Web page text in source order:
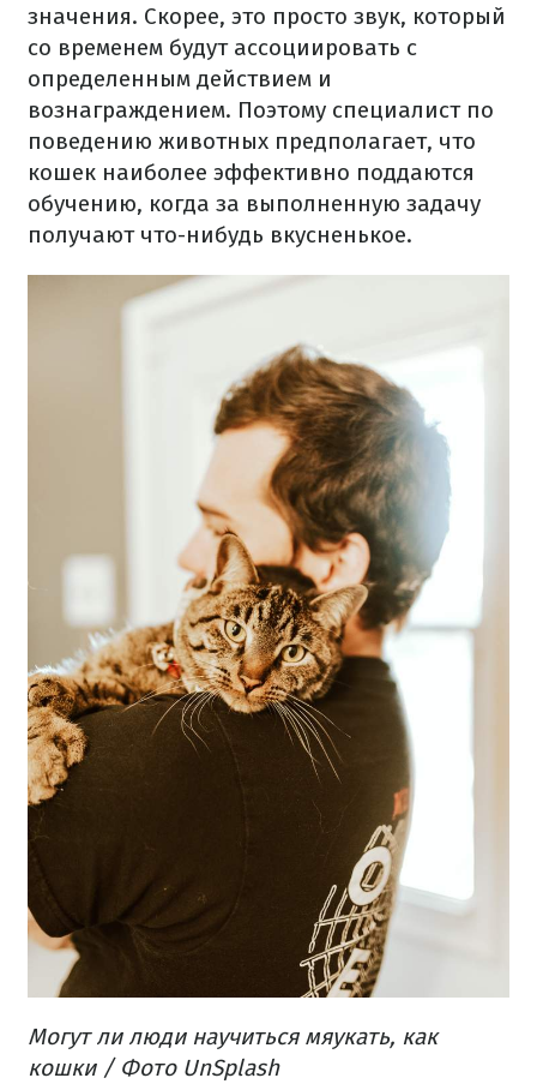
значения. Скорее, это просто звук, который
со временем будут ассоциировать с
определенным действием и
вознаграждением. Поэтому специалист по
поведению животных предполагает, что
кошек наиболее эффективно поддаются
обучению, когда за выполненную задачу
получают что-нибудь вкусненькое.
Могут ли люди научиться мяукать, как
кошки / Фото UnSplash